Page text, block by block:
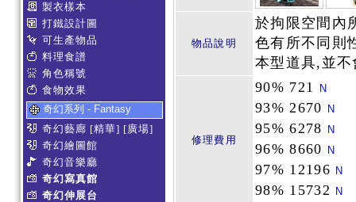
製衣樣本
打鐵設計圖
可生產物品
料理食譜
角色稱號
食物效果
奇幻系列 - Fantasy
奇幻藝廊 [精華] [廣場]
奇幻繪圖館
奇幻音樂廳
奇幻寫真館
奇幻伸展台
物品說明
於拘限空間內
色有所不同則
本型道具,並
修理費用
90% 721 N
93% 2670 N
95% 6278 N
96% 8660 N
97% 12196 N
98% 15732 N